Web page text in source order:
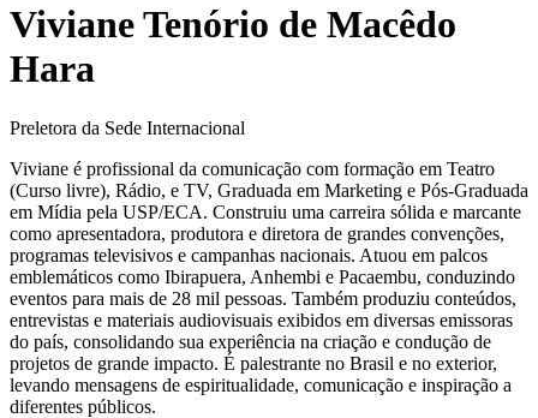
Viviane Tenório de Macêdo
Hara
Preletora da Sede Internacional
Viviane é profissional da comunicação com formação em Teatro
(Curso livre), Rádio, e TV, Graduada em Marketing e Pós-Graduada
em Mídia pela USP/ECA. Construiu uma carreira sólida e marcante
como apresentadora, produtora e diretora de grandes convenções,
programas televisivos e campanhas nacionais. Atuou em palcos
emblemáticos como Ibirapuera, Anhembi e Pacaembu, conduzindo
eventos para mais de 28 mil pessoas. Também produziu conteúdos,
entrevistas e materiais audiovisuais exibidos em diversas emissoras
do país, consolidando sua experiência na criação e condução de
projetos de grande impacto. É palestrante no Brasil e no exterior,
levando mensagens de espiritualidade, comunicação e inspiração a
diferentes públicos.